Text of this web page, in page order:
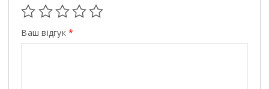
Ваш відгук*